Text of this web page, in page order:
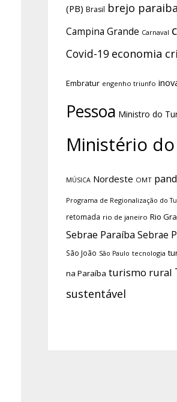
(PB) Brasil brejo
Campina Grande Carnaval
Covid-19 economia
Embratur engenho triunfo
Pessoa Ministro do
Ministério
MÚSICA Nordeste OMT
Programa de Regionalização do
retomada rio de janeiro Rio
Sebrae Paraíba Sebrae
São João São Paulo tecnologia
na Paraíba turismo rural
sustentável